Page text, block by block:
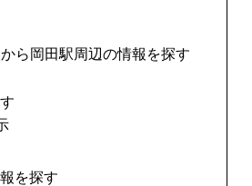
ら岡田駅周辺の情報を探す
を探す